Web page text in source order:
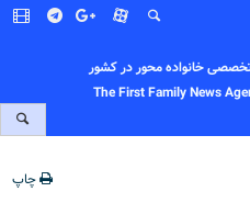
تخصصی خانواده محور در کشور
The First Family News
چاپ